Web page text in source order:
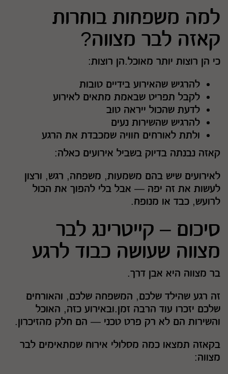
למה משפחות בוחרות
קאזה לבר מצווה?
כי הן רוצות יותר מאוכל.הן רוצות:
להרגיש שהאירוע בידיים טובות
לקבל תפריט שבאמת מתאים לאירוע
לדעת שהכול ייראה טוב
להרגיש שהשירות נעים
ולתת לאורחים חוויה שמכבדת את הרגע
קאזה נבנתה בדיוק בשביל אירועים כאלה:
לאירועים שיש בהם משמעות, משפחה, רגש, ורצון
לעשות את זה יפה — אבל בלי להפוך את הכול
לרועש, כבד או מנופח.
סיכום – קייטרינג לבר
מצווה שעושה כבוד לרגע
בר מצווה היא אבן דרך.
זה רגע שהילד שלכם, המשפחה שלכם, והאורחים
שלכם יזכרו עוד הרבה זמן.ובאירוע כזה, האוכל
והשירות הם לא רק פרט טכני — הם חלק מהזיכרון.
בקאזה תמצאו כמה מסלולי אירוח שמתאימים לבר
מצווה: